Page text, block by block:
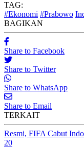
TAG:
#Ekonomi #Prabowo
BAGIKAN
Share to Facebook
Share to Twitter
Share to WhatsApp
Share to Email
TERKAIT
Resmi, FIFA Cabut
20